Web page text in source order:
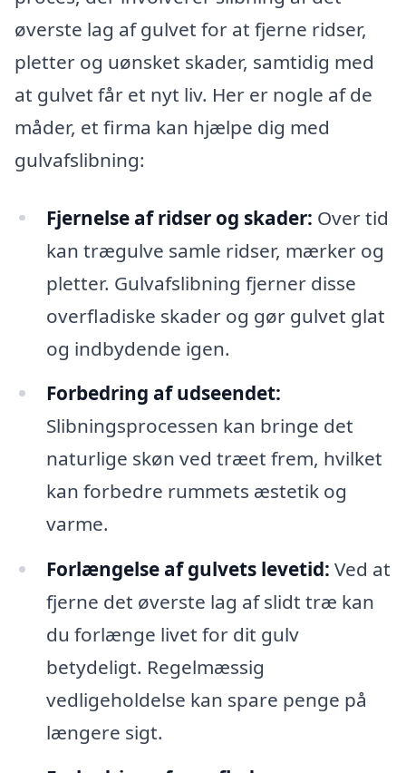
øverste lag af gulvet for at fjerne ridser,
pletter og uønsket skader, samtidig med
at gulvet får et nyt liv. Her er nogle af de
måder, et firma kan hjælpe dig med
gulvafslibning:
Fjernelse af ridser og skader: Over tid
kan trægulve samle ridser, mærker og
pletter. Gulvafslibning fjerner disse
overfladiske skader og gør gulvet glat
og indbydende igen.
Forbedring af udseendet:
Slibningsprocessen kan bringe det
naturlige skøn ved træet frem, hvilket
kan forbedre rummets æstetik og
varme.
Forlængelse af gulvets levetid: Ved at
fjerne det øverste lag af slidt træ kan
du forlænge livet for dit gulv
betydeligt. Regelmæssig
vedligeholdelse kan spare penge på
længere sigt.